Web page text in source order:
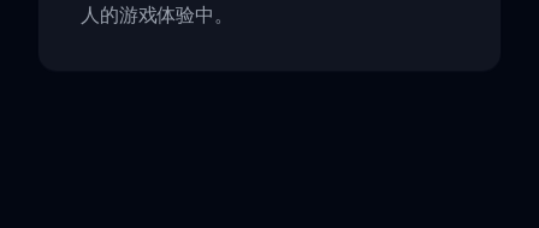
人的游戏体验中。